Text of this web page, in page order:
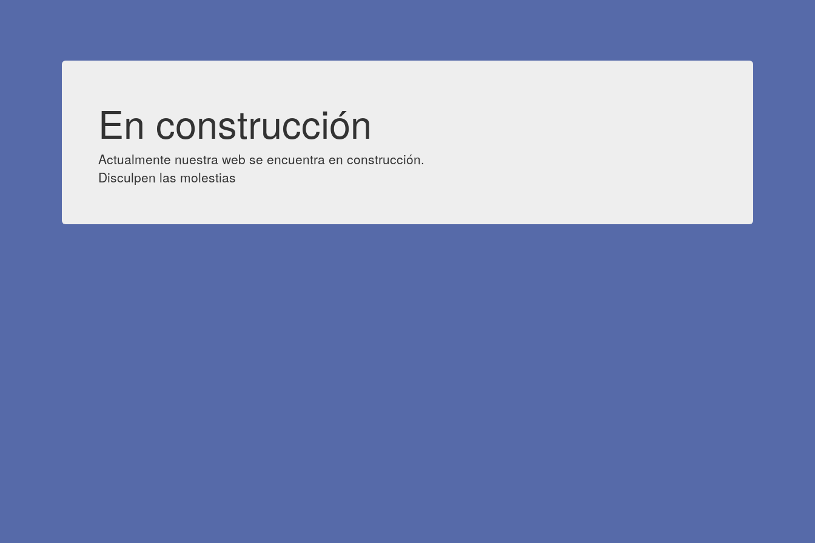
En construcción
Actualmente nuestra web se encuentra en construcción.
Disculpen las molestias